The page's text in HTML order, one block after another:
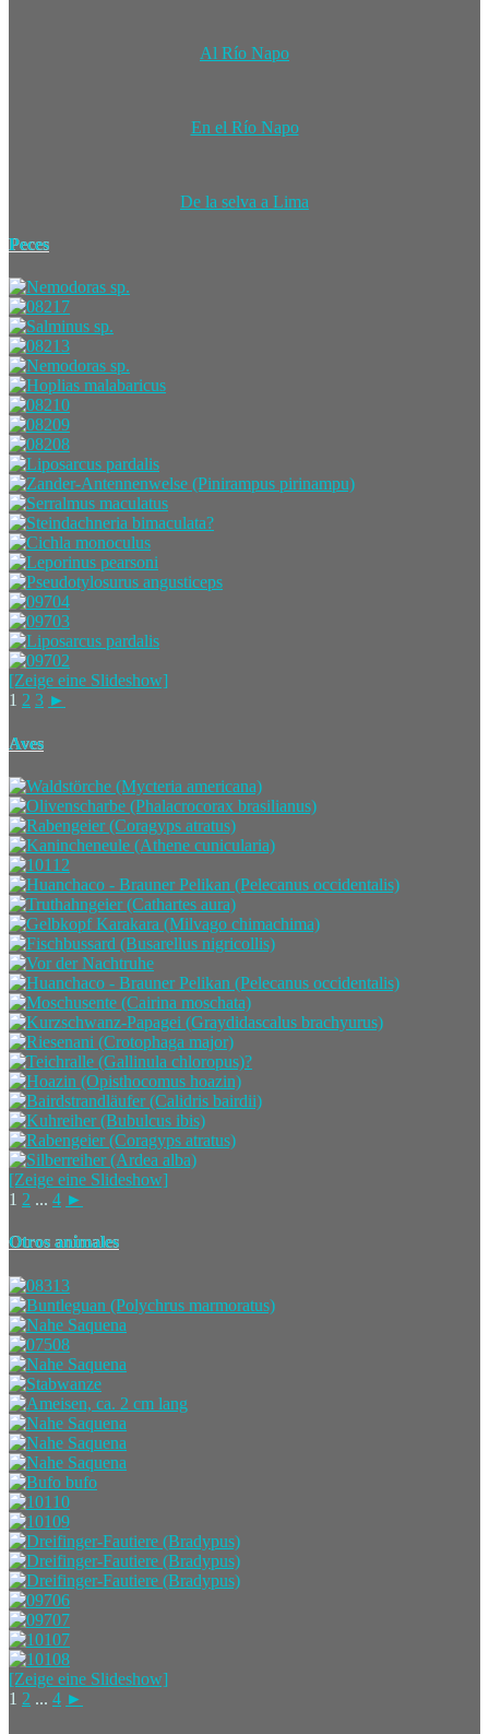
Al Río Napo
En el Río Napo
De la selva a Lima
Peces
[Zeige eine Slideshow]
1 2 3 ►
Aves
[Zeige eine Slideshow]
1 2 ... 4 ►
Otros animales
[Zeige eine Slideshow]
1 2 ... 4 ►